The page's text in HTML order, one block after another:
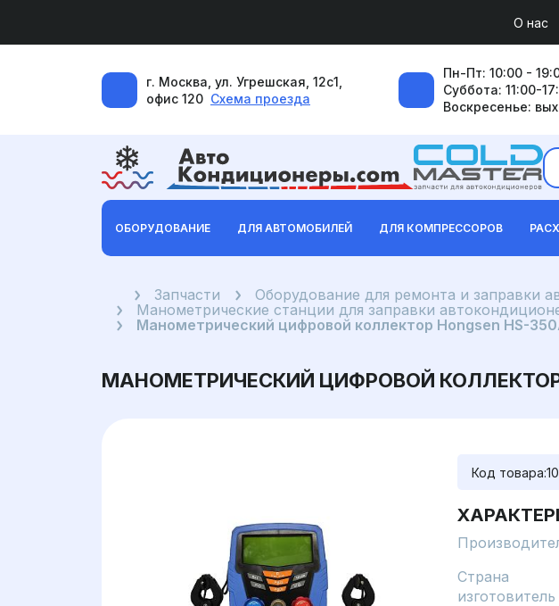
О нас
г. Москва, ул. Угрешская, 12с1,
офис 120 Схема проезда
Пн-Пт: 10:00 -
Суббота: 11:00-
Воскресенье:
ОБОРУДОВАНИЕ ДЛЯ АВТОМОБИЛЕЙ ДЛЯ КОМПРЕССОРОВ
ГлавнаяЗапчасти
Оборудование для ремонта и заправки
Манометрические станции для заправки
Манометрический цифровой коллектор Hongsen HS-
МАНОМЕТРИЧЕСКИЙ ЦИФРОВОЙ КОЛЛЕКТОР
Код товара:
Страна
изготовитель